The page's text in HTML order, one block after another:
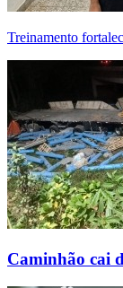
Treinamento
Caminhão cai